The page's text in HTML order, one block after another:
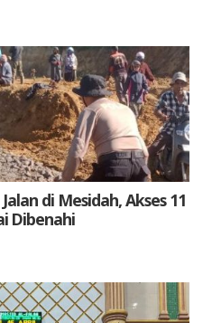
di Mesidah, Akses 11
Dibenahi